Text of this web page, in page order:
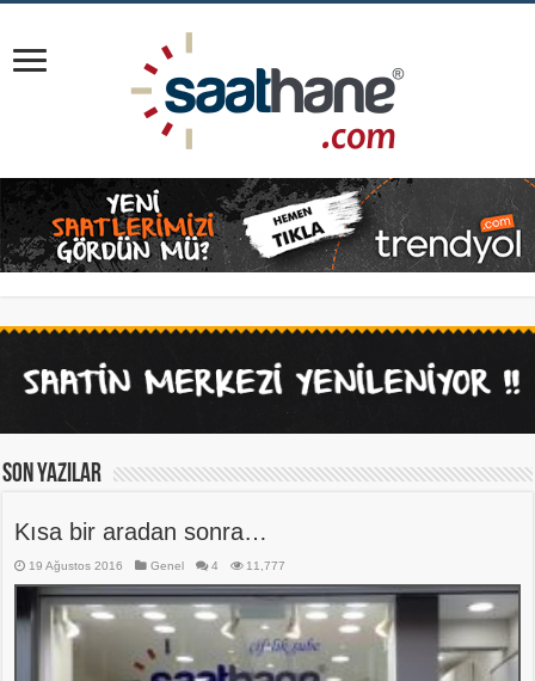
Son Yazılar
Kısa bir aradan sonra…
19 Ağustos 2016 Genel 4 11,777